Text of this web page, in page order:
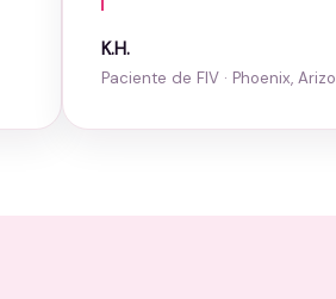
K.H.
Paciente de FIV · Phoenix,